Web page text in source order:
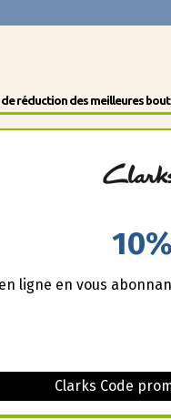
réduction des meilleures
10%
ligne en vous
Clarks Code